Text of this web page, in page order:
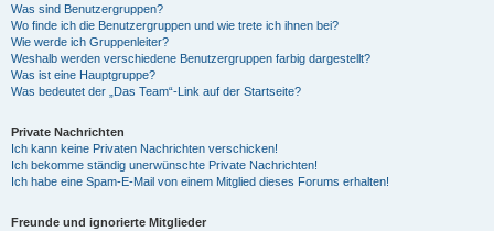
Was sind Benutzergruppen?
Wo finde ich die Benutzergruppen und wie trete ich ihnen bei?
Wie werde ich Gruppenleiter?
Weshalb werden verschiedene Benutzergruppen farbig dargestellt?
Was ist eine Hauptgruppe?
Was bedeutet der „Das Team“-Link auf der Startseite?
Private Nachrichten
Ich kann keine Privaten Nachrichten verschicken!
Ich bekomme ständig unerwünschte Private Nachrichten!
Ich habe eine Spam-E-Mail von einem Mitglied dieses Forums erhalten!
Freunde und ignorierte Mitglieder